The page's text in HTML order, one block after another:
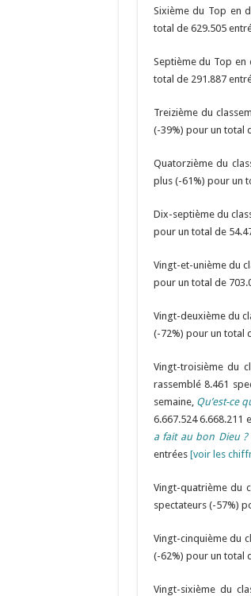
Sixième du Top en
total de 629.505
Septième du Top en
total de 291.887
Treizième du
(-39%) pour un total
Quatorzième du
plus (-61%) pour un
Dix-septième du
pour un total de
Vingt-et-unième du
pour un total de
Vingt-deuxième du
(-72%) pour un total
Vingt-troisième du
rassemblé 8.461
semaine, Qu’est-ce
6.667.524 6.668.211
a fait au bon Dieu ?
entrées [voir les
Vingt-quatrième du
spectateurs (-57%)
Vingt-cinquième du
(-62%) pour un total
Vingt-sixième du